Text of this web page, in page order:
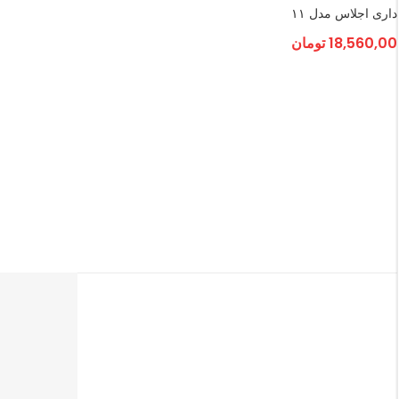
اجلاس مدل ۱۱
18,560,000تومان